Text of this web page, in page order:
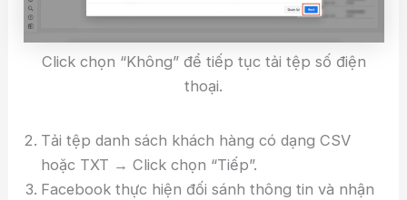
Click chọn “Không” để tiếp tục tải tệp số điện
thoại.
Tải tệp danh sách khách hàng có dạng CSV
hoặc TXT → Click chọn “Tiếp”.
Facebook thực hiện đối sánh thông tin và nhận